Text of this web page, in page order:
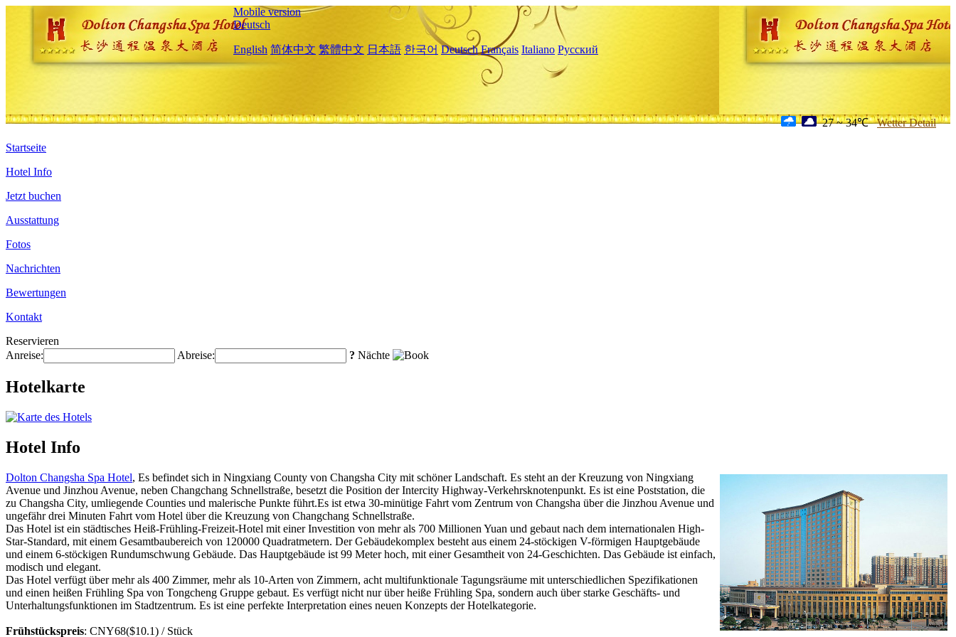
Mobile version
Deutsch
English 简体中文 繁體中文 日本語 한국어 Deutsch Français Italiano Русский
27 ~ 34℃ Wetter Detail
Startseite
Hotel Info
Jetzt buchen
Ausstattung
Fotos
Nachrichten
Bewertungen
Kontakt
Reservieren
Anreise:
Abreise: ? Nächte
Hotelkarte
Hotel Info
Dolton Changsha Spa Hotel, Es befindet sich in Ningxiang County von Changsha City mit schöner Landschaft. Es steht an der Kreuzung von Ningxiang
Avenue und Jinzhou Avenue, neben Changchang Schnellstraße, besetzt die Position der Intercity Highway-Verkehrsknotenpunkt. Es ist eine Poststation, die
zu Changsha City, umliegende Counties und malerische Punkte führt.Es ist etwa 30-minütige Fahrt vom Zentrum von Changsha über die Jinzhou Avenue und
ungefähr drei Minuten Fahrt vom Hotel über die Kreuzung von Changchang Schnellstraße.
Das Hotel ist ein städtisches Heiß-Frühling-Freizeit-Hotel mit einer Investition von mehr als 700 Millionen Yuan und gebaut nach dem internationalen High-
Star-Standard, mit einem Gesamtbaubereich von 120000 Quadratmetern. Der Gebäudekomplex besteht aus einem 24-stöckigen V-förmigen Hauptgebäude
und einem 6-stöckigen Rundumschwung Gebäude. Das Hauptgebäude ist 99 Meter hoch, mit einer Gesamtheit von 24-Geschichten. Das Gebäude ist einfach,
modisch und elegant.
Das Hotel verfügt über mehr als 400 Zimmer, mehr als 10-Arten von Zimmern, acht multifunktionale Tagungsräume mit unterschiedlichen Spezifikationen
und einen heißen Frühling Spa von Tongcheng Gruppe gebaut. Es verfügt nicht nur über heiße Frühling Spa, sondern auch über starke Geschäfts- und
Unterhaltungsfunktionen im Stadtzentrum. Es ist eine perfekte Interpretation eines neuen Konzepts der Hotelkategorie.
Frühstückspreis: CNY68($10.1) / Stück